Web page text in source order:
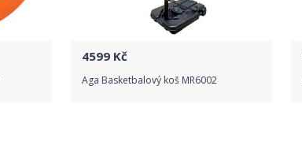
4599 Kč
Aga Basketbalový koš MR6002